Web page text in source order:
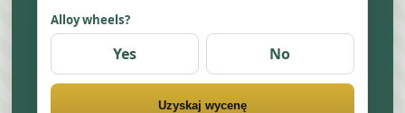
Alloy wheels?
Yes No
Uzyskaj wycenę